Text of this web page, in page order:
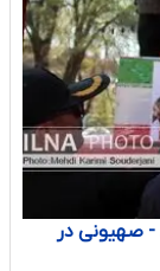
صهیونی در